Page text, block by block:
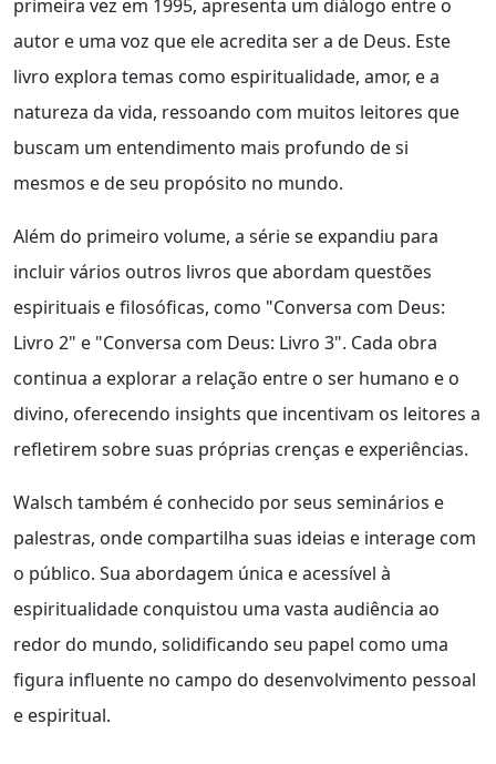
primeira vez em 1995, apresenta um diálogo entre o
autor e uma voz que ele acredita ser a de Deus. Este
livro explora temas como espiritualidade, amor, e a
natureza da vida, ressoando com muitos leitores que
buscam um entendimento mais profundo de si
mesmos e de seu propósito no mundo.
Além do primeiro volume, a série se expandiu para
incluir vários outros livros que abordam questões
espirituais e filosóficas, como "Conversa com Deus:
Livro 2" e "Conversa com Deus: Livro 3". Cada obra
continua a explorar a relação entre o ser humano e o
divino, oferecendo insights que incentivam os leitores a
refletirem sobre suas próprias crenças e experiências.
Walsch também é conhecido por seus seminários e
palestras, onde compartilha suas ideias e interage com
o público. Sua abordagem única e acessível à
espiritualidade conquistou uma vasta audiência ao
redor do mundo, solidificando seu papel como uma
figura influente no campo do desenvolvimento pessoal
e espiritual.